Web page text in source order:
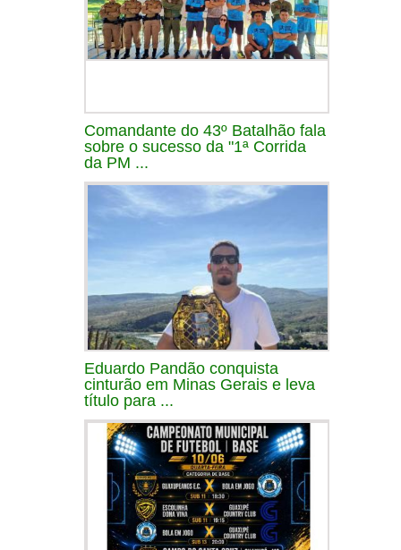
Comandante do 43º Batalhão fala
sobre o sucesso da "1ª Corrida
da PM ...
Eduardo Pandão conquista
cinturão em Minas Gerais e leva
título para ...